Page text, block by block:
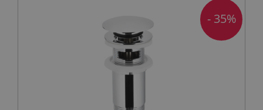
- 35%